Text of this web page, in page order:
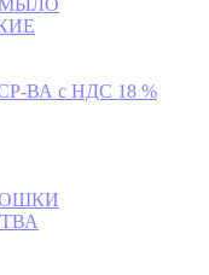
МЫЛО
ВА с НДС 18 %